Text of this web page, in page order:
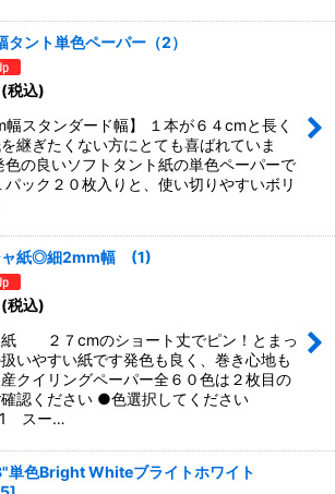
ント単色ペーパー（2）
(税込)
幅スタンダード幅】 １本が６４cmと長く
継ぎたくない方にとても喜ばれていま
色の良いソフトタント紙の単色ペーパーで
パック２０枚入りと、使い切りやすいボリ
紙◎細2mm幅 (1)
(税込)
紙 ２７cmのショート丈でピン！とまっ
いやすい紙です発色も良く、巻き心地も
クイリングペーパー全６０色は２枚目の
認ください ●色選択してください
スー…
単色Bright Whiteブライトホワイト